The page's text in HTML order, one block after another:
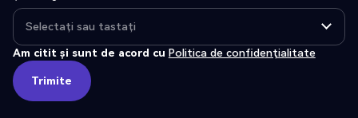
Am citit și sunt de acord cu Politica de confidențialitate
Trimite
Trimite